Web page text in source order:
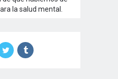
la salud mental.